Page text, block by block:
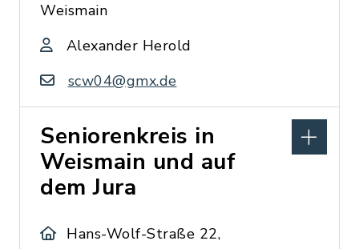
Weismain
Alexander Herold
scw04@gmx.de
Seniorenkreis in
Weismain und auf
dem Jura
Hans-Wolf-Straße 22,